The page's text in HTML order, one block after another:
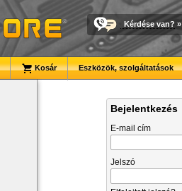
Kérdése van? »
Kosár Eszközök, szolgáltatások
Bejelentkezés
E-mail cím
Jelszó